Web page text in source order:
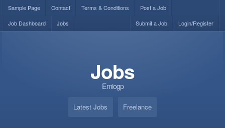
Sample Page Contact Terms & Conditions
Post a Job
Job Dashboard
Jobs Login/Register
Submit a Job
Jobs
Emiogp
Latest Jobs Freelance